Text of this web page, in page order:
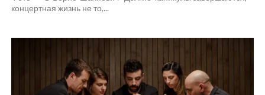
концертная жизнь не то,...